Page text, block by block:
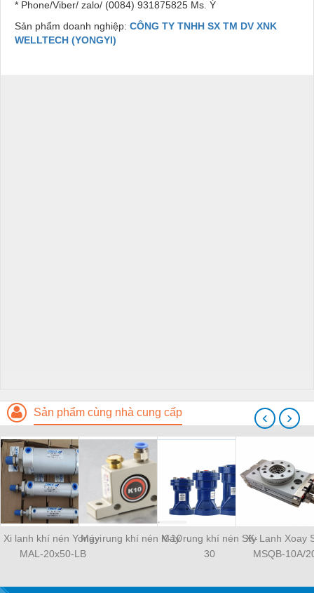
* Phone/Viber/ zalo/ (0084) 931875825 Ms. Ý
Sản phẩm doanh nghiệp: CÔNG TY TNHH SX TM DV XNK
WELLTECH (YONGYI)
Sản phẩm cùng nhà cung cấp
Xi lanh khí nén Yongyi
MAL-20x50-LB
Máy rung khí nén K-10Máy rung khí nén SK-
30
Xy Lanh Xoay
MSQB-10A/
‹ ›